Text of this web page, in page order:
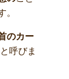
のカー
呼びま